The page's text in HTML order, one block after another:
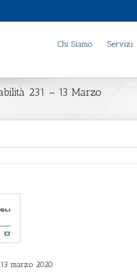
Chi Siamo Servizi
231 – 13 Marzo
marzo 2020